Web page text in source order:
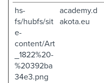
hs-
fs/hubfs/sit
e-
content/Art
_1822%20-
%20392ba
34e3.png
academy.d
akota.eu